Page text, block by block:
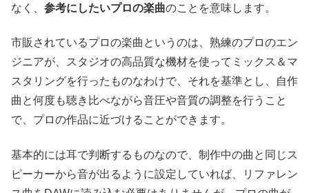
なく、 参考にしたいプロの楽曲のことを意味します。
市販されているプロの楽曲というのは、熟練のプロのエン
ジニアが、スタジオの高品質な機材を使ってミックス＆マ
スタリングを行ったものなわけで、それを基準とし、自作
曲と何度も聴き比べながら音圧や音質の調整を行うこと
で、プロの作品に近づけることができます。
基本的には耳で判断するものなので、制作中の曲と同じス
ピーカーから音が出るように設定していれば、リファレン